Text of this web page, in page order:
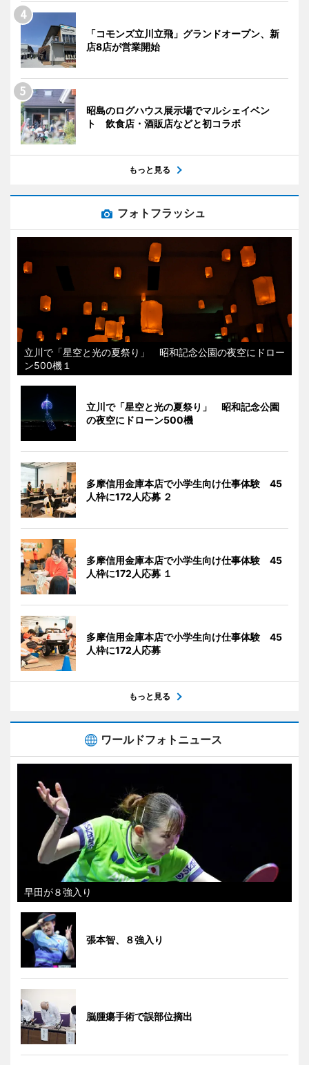
「コモンズ立川立飛」グランドオープン、新
店8店が営業開始
昭島のログハウス展示場でマルシェイベン
ト 飲食店・酒販店などと初コラボ
もっと見る
フォトフラッシュ
立川で「星空と光の夏祭り」 昭和記念公園の夜空にドロー
ン500機１
立川で「星空と光の夏祭り」 昭和記念公園
の夜空にドローン500機
多摩信用金庫本店で小学生向け仕事体験 45
人枠に172人応募 ２
多摩信用金庫本店で小学生向け仕事体験 45
人枠に172人応募 １
多摩信用金庫本店で小学生向け仕事体験 45
人枠に172人応募
もっと見る
ワールドフォトニュース
早田が８強入り
張本智、８強入り
脳腫瘍手術で誤部位摘出